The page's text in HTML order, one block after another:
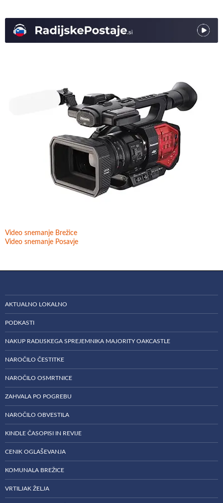
Video snemanje Brežice
Video snemanje Posavje
AKTUALNO LOKALNO
PODKASTI
NAKUP RADIJSKEGA SPREJEMNIKA MAJORITY OAKCASTLE
NAROČILO ČESTITKE
NAROČILO OSMRTNICE
ZAHVALA PO POGREBU
NAROČILO OBVESTILA
KINDLE ČASOPISI IN REVIJE
CENIK OGLAŠEVANJA
KOMUNALA BREŽICE
VRTILJAK ŽELJA